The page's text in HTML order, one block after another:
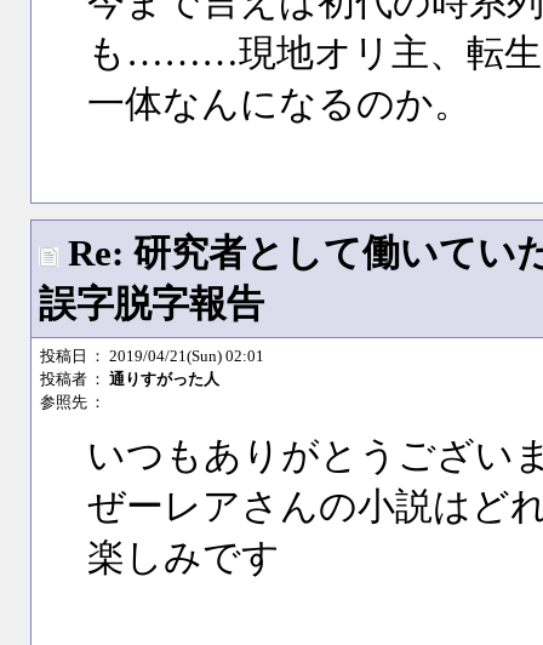
も………現地オリ主、転
一体なんになるのか。
Re: 研究者として働いて
誤字脱字報告
投稿日
： 2019/04/21(Sun) 02:01
投稿者 ：通りすがった人
参照先 ：
いつもありがとうござい
ぜーレアさんの小説はど
楽しみです